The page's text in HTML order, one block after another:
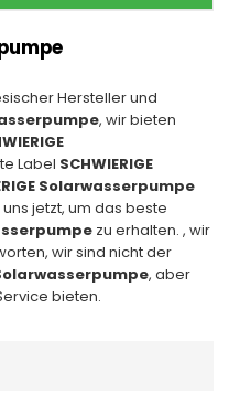
Hersteller und
, wir bieten
Label SCHWIERIGE
Solarwasserpumpe
jetzt, um das beste
zu erhalten. , wir
wir sind nicht der
Solarwasserpumpe, aber
bieten.